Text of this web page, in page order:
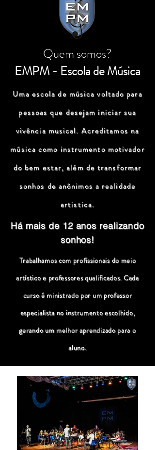
Quem somos?
EMPM - Escola de Música
Uma escola de música voltado para
pessoas que desejam iniciar sua
vivência musical. Acreditamos na
música como instrumento motivador
do bem estar, além de transformar
sonhos de anônimos a realidade
artistica.
Há mais de 12 anos realizando
sonhos!
Trabalhamos com profissionais do meio
artístico e professores qualificados. Cada
curso é ministrado por um professor
especialista no instrumento escolhido,
gerando um melhor aprendizado para o
aluno.